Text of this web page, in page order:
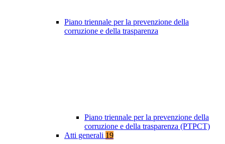
Piano triennale per la prevenzione della
corruzione e della trasparenza
Piano triennale per la prevenzione della
corruzione e della trasparenza (PTPCT)
Atti generali 19